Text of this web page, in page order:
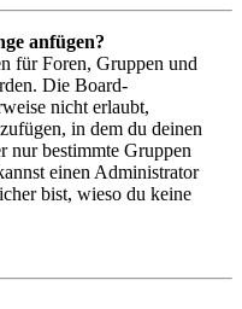
anfügen?
für Foren, Gruppen und
Die Board-
nicht erlaubt,
in dem du deinen
nur bestimmte Gruppen
einen Administrator
bist, wieso du keine